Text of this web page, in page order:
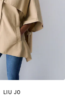
LIU JO